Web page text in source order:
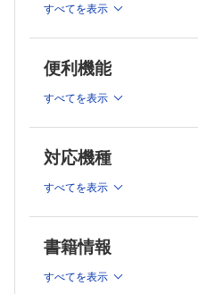
2 股関節ROM検査
1 膝関節ROM検査
2 股関節ROM検査
3 回復期の足関節ROM検査
1 膝関節MMT
3 足関節MMT
1 膝関節MMT
5章 症例（膝関節，股関節）
5-1．基本的な治療の進め方
A．症例にあった具体的な
B．症例にあった具体的な筋力
6 クリニカルクラークシ
1 事前に調べること
2 問診の流れ
5 治療に結び付けるため
7 他部門情報（主治医・
3章 検査測定の前に
1 患部，術部の視診と触
2 検査測定の前に確認で
4章 膝関節/股関節症例を想
すべてを表示
便利機能
すべてを表示
対応機種
すべてを表示
書籍情報
すべてを表示